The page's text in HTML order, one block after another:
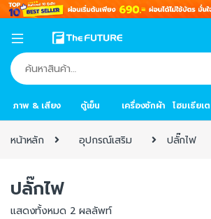
ค้นหา:
ภาพ & เสียง ตู้เย็น เครื่องซักผ้า โฮมเธียเ
หน้าหลัก อุปกรณ์เสริม ปลั๊กไฟ
ปลั๊กไฟ
แสดงทั้งหมด 2 ผลลัพท์